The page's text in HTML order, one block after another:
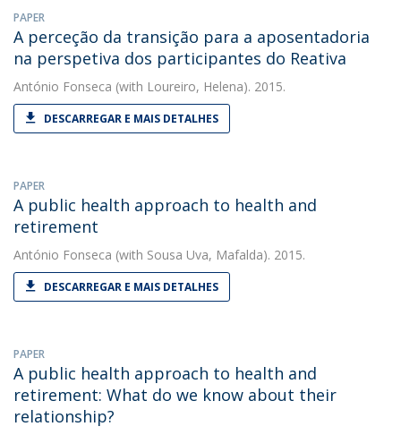
PAPER
A perceção da transição para a aposentadoria
na perspetiva dos participantes do Reativa
António Fonseca (with Loureiro, Helena). 2015.
DESCARREGAR E MAIS DETALHES
PAPER
A public health approach to health and
retirement
António Fonseca (with Sousa Uva, Mafalda). 2015.
DESCARREGAR E MAIS DETALHES
PAPER
A public health approach to health and
retirement: What do we know about their
relationship?